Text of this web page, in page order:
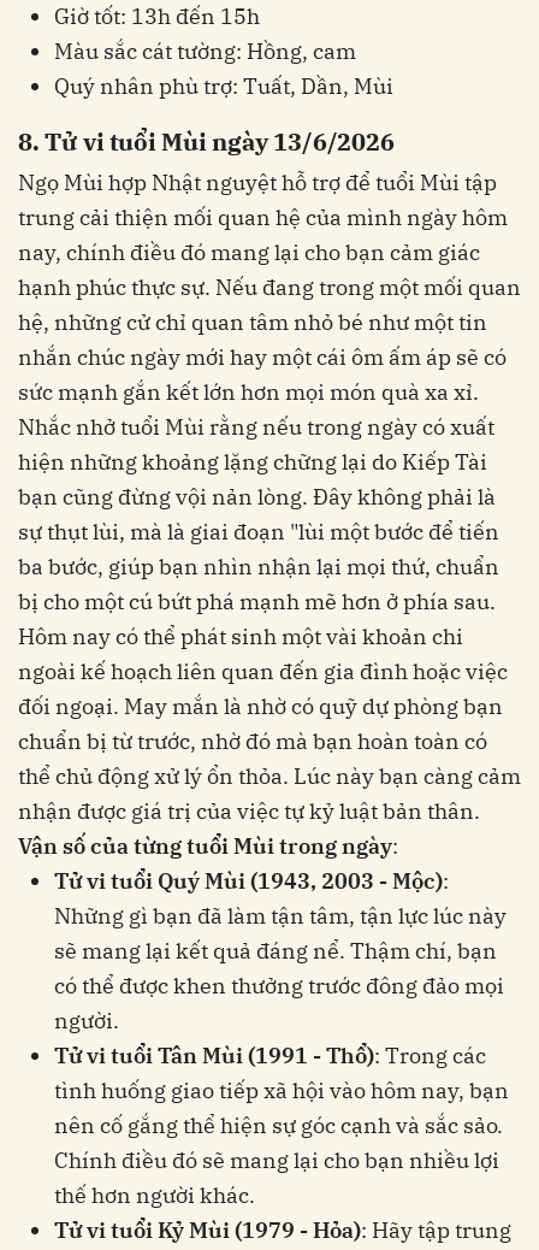
Giờ tốt: 13h đến 15h
Màu sắc cát tường: Hồng, cam
Quý nhân phù trợ: Tuất, Dần, Mùi
8. Tử vi tuổi Mùi ngày 13/6/2026
Ngọ Mùi hợp Nhật nguyệt hỗ trợ để tuổi Mùi tập
trung cải thiện mối quan hệ của mình ngày hôm
nay, chính điều đó mang lại cho bạn cảm giác
hạnh phúc thực sự. Nếu đang trong một mối quan
hệ, những cử chỉ quan tâm nhỏ bé như một tin
nhắn chúc ngày mới hay một cái ôm ấm áp sẽ có
sức mạnh gắn kết lớn hơn mọi món quà xa xỉ.
Nhắc nhở tuổi Mùi rằng nếu trong ngày có xuất
hiện những khoảng lặng chững lại do Kiếp Tài
bạn cũng đừng vội nản lòng. Đây không phải là
sự thụt lùi, mà là giai đoạn "lùi một bước để tiến
ba bước, giúp bạn nhìn nhận lại mọi thứ, chuẩn
bị cho một cú bứt phá mạnh mẽ hơn ở phía sau.
Hôm nay có thể phát sinh một vài khoản chi
ngoài kế hoạch liên quan đến gia đình hoặc việc
đối ngoại. May mắn là nhờ có quỹ dự phòng bạn
chuẩn bị từ trước, nhờ đó mà bạn hoàn toàn có
thể chủ động xử lý ổn thỏa. Lúc này bạn càng cảm
nhận được giá trị của việc tự kỷ luật bản thân.
Vận số của từng tuổi Mùi trong ngày:
Tử vi tuổi Quý Mùi (1943, 2003 - Mộc):
Những gì bạn đã làm tận tâm, tận lực lúc này
sẽ mang lại kết quả đáng nể. Thậm chí, bạn
có thể được khen thưởng trước đông đảo mọi
người.
Tử vi tuổi Tân Mùi (1991 - Thổ): Trong các
tình huống giao tiếp xã hội vào hôm nay, bạn
nên cố gắng thể hiện sự góc cạnh và sắc sảo.
Chính điều đó sẽ mang lại cho bạn nhiều lợi
thế hơn người khác.
Tử vi tuổi Kỷ Mùi (1979 - Hỏa): Hãy tập trung